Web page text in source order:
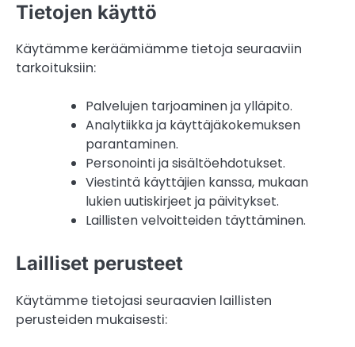
Tietojen käyttö
Käytämme keräämiämme tietoja seuraaviin
tarkoituksiin:
Palvelujen tarjoaminen ja ylläpito.
Analytiikka ja käyttäjäkokemuksen
parantaminen.
Personointi ja sisältöehdotukset.
Viestintä käyttäjien kanssa, mukaan
lukien uutiskirjeet ja päivitykset.
Laillisten velvoitteiden täyttäminen.
Lailliset perusteet
Käytämme tietojasi seuraavien laillisten
perusteiden mukaisesti: